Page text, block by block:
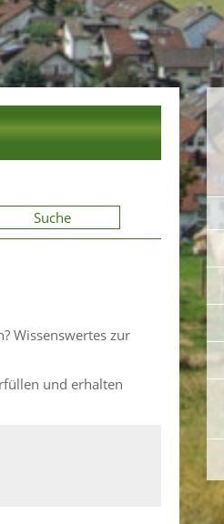
Suche
Wissenswertes zur
und erhalten